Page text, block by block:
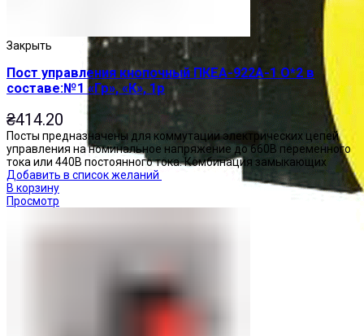
Закрыть
Пост управления кнопочный ПКЕА-922А-1 О*2 в
составе:№1 «Гр», «К», 1р
₴414.20
Посты предназначены для коммутации электрических цепей
управления на номинальное напряжение до 660В переменного
тока или 440В постоянного тока. Комбинация замыкающих
Добавить в список желаний
В корзину
Просмотр